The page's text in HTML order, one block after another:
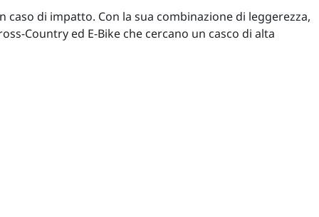
caso di impatto. Con la sua combinazione di leggerezza,
Country ed E-Bike che cercano un casco di alta